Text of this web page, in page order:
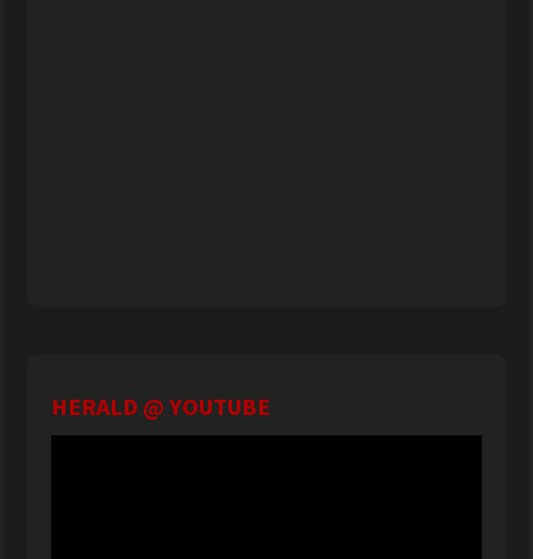
HERALD @ YOUTUBE